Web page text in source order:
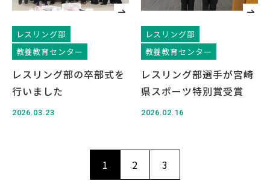
レスリング部
教養教育センター
レスリング部の卒部式を
行いました
2026.03.23
レスリング部
教養教育センター
レスリング部選手が宮崎
県スポーツ特別賞受賞
2026.02.16
1 2 3